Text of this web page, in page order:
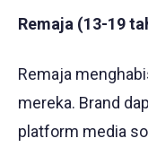
Remaja (13-19
Remaja
mereka. Brand
platform media